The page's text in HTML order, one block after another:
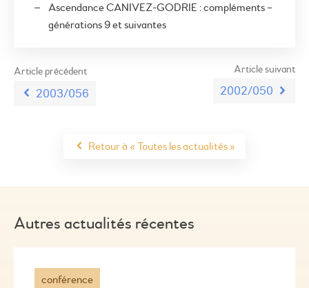
Ascendance CANIVEZ-GODRIE : compléments –
générations 9 et suivantes
Article précédent
2003/056
Article suivant
2002/050
Retour à « Toutes les actualités »
Autres actualités récentes
conférence